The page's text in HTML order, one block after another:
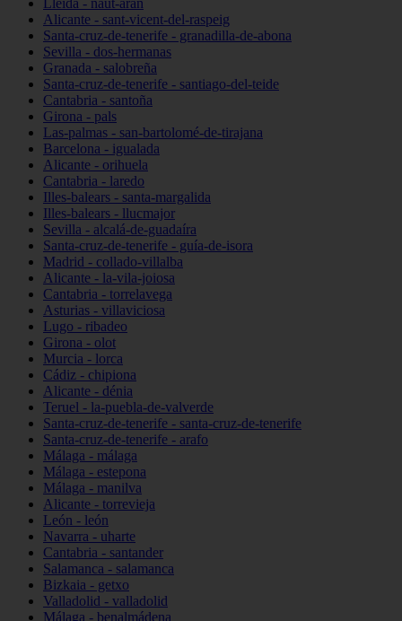
Lleida - naut-aran
Alicante - sant-vicent-del-raspeig
Santa-cruz-de-tenerife - granadilla-de-abona
Sevilla - dos-hermanas
Granada - salobreña
Santa-cruz-de-tenerife - santiago-del-teide
Cantabria - santoña
Girona - pals
Las-palmas - san-bartolomé-de-tirajana
Barcelona - igualada
Alicante - orihuela
Cantabria - laredo
Illes-balears - santa-margalida
Illes-balears - llucmajor
Sevilla - alcalá-de-guadaíra
Santa-cruz-de-tenerife - guía-de-isora
Madrid - collado-villalba
Alicante - la-vila-joiosa
Cantabria - torrelavega
Asturias - villaviciosa
Lugo - ribadeo
Girona - olot
Murcia - lorca
Cádiz - chipiona
Alicante - dénia
Teruel - la-puebla-de-valverde
Santa-cruz-de-tenerife - santa-cruz-de-tenerife
Santa-cruz-de-tenerife - arafo
Málaga - málaga
Málaga - estepona
Málaga - manilva
Alicante - torrevieja
León - león
Navarra - uharte
Cantabria - santander
Salamanca - salamanca
Bizkaia - getxo
Valladolid - valladolid
Málaga - benalmádena